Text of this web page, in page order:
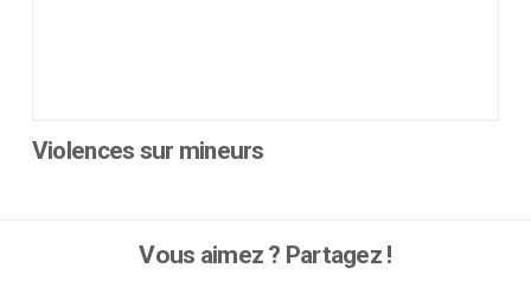
Violences sur mineurs
Vous aimez ? Partagez !